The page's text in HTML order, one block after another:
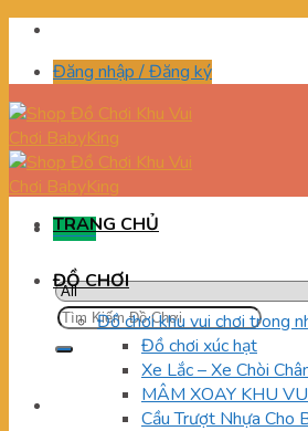
Skip
contentĐăng nhập / Đăng ký
Menu
Tìm
kiếm:
TRANG CHỦ
ĐỒ CHƠI
Đồ chơi khu vui chơi trong
Đồ chơi xúc hạt
Xe Lắc – Xe Chòi
MÂM XOAY KHU
Cầu Trượt Nhựa Cho